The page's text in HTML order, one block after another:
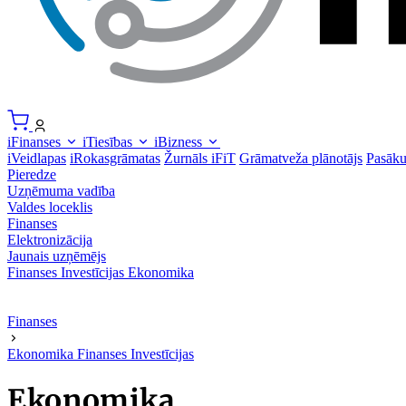
iFinanses iTiesības
iBizness
iVeidlapas iRokasgrāmatas Žurnāls iFiT Grāmatveža plānotājs
Pieredze
Uzņēmuma vadība
Valdes loceklis
Finanses
Elektronizācija
Jaunais uzņēmējs
Finanses Investīcijas Ekonomika
Finanses
Ekonomika Finanses Investīcijas